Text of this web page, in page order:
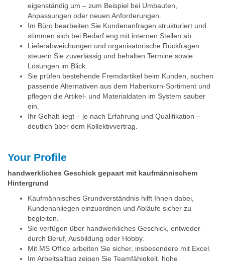
eigenständig um – zum Beispiel bei Umbauten,
Anpassungen oder neuen Anforderungen.
Im Büro bearbeiten Sie Kundenanfragen strukturiert und
stimmen sich bei Bedarf eng mit internen Stellen ab.
Lieferabweichungen und organisatorische Rückfragen
steuern Sie zuverlässig und behalten Termine sowie
Lösungen im Blick.
Sie prüfen bestehende Fremdartikel beim Kunden, suchen
passende Alternativen aus dem Haberkorn-Sortiment und
pflegen die Artikel- und Materialdaten im System sauber
ein.
Ihr Gehalt liegt – je nach Erfahrung und Qualifikation –
deutlich über dem Kollektivvertrag.
Your Profile
handwerkliches Geschick gepaart mit kaufmännischem
Hintergrund
Kaufmännisches Grundverständnis hilft Ihnen dabei,
Kundenanliegen einzuordnen und Abläufe sicher zu
begleiten.
Sie verfügen über handwerkliches Geschick, entweder
durch Beruf, Ausbildung oder Hobby.
Mit MS Office arbeiten Sie sicher, insbesondere mit Excel.
Im Arbeitsalltag zeigen Sie Teamfähigkeit, hohe